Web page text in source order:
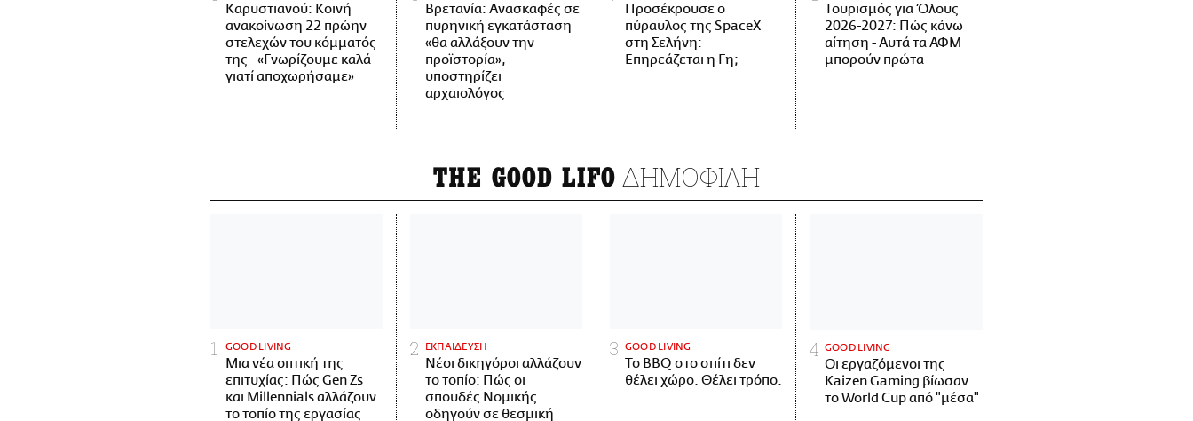
Καρυστιανού: Κοινή
ανακοίνωση 22 πρώην
στελεχών του κόμματός
της - «Γνωρίζουμε καλά
γιατί αποχωρήσαμε»
Βρετανία: Ανασκαφές σε
πυρηνική εγκατάσταση
«θα αλλάξουν την
προϊστορία»,
υποστηρίζει
αρχαιολόγος
Προσέκρουσε ο
πύραυλος της SpaceX
στη Σελήνη:
Επηρεάζεται η Γη;
Τουρισμός για Όλους
2026-2027: Πώς κάνω
αίτηση - Αυτά τα ΑΦΜ
μπορούν πρώτα
THE GOOD LIFO ΔΗΜΟΦΙΛΗ
GOOD LIVING
Μια νέα οπτική της
επιτυχίας: Πώς Gen Zs
και Millennials αλλάζουν
το τοπίο της εργασίας
ΕΚΠΑΙΔΕΥΣΗ
Νέοι δικηγόροι αλλάζουν
το τοπίο: Πώς οι
σπουδές Νομικής
οδηγούν σε θεσμική
GOOD LIVING
Το BBQ στο σπίτι δεν
θέλει χώρο. Θέλει τρόπο.
GOOD LIVING
Οι εργαζόμενοι της
Kaizen Gaming βίωσαν
το World Cup από "μέσα"